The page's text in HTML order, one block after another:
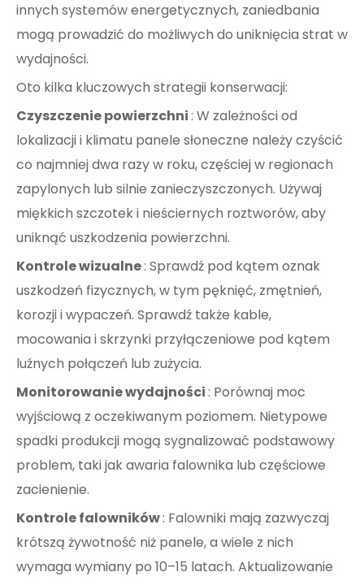
innych systemów energetycznych, zaniedbania
mogą prowadzić do możliwych do uniknięcia strat w
wydajności.
Oto kilka kluczowych strategii konserwacji:
Czyszczenie powierzchni: W zależności od
lokalizacji i klimatu panele słoneczne należy czyścić
co najmniej dwa razy w roku, częściej w regionach
zapylonych lub silnie zanieczyszczonych. Używaj
miękkich szczotek i nieściernych roztworów, aby
uniknąć uszkodzenia powierzchni.
Kontrole wizualne: Sprawdź pod kątem oznak
uszkodzeń fizycznych, w tym pęknięć, zmętnień,
korozji i wypaczeń. Sprawdź także kable,
mocowania i skrzynki przyłączeniowe pod kątem
luźnych połączeń lub zużycia.
Monitorowanie wydajności: Porównaj moc
wyjściową z oczekiwanym poziomem. Nietypowe
spadki produkcji mogą sygnalizować podstawowy
problem, taki jak awaria falownika lub częściowe
zacienienie.
Kontrole falowników: Falowniki mają zazwyczaj
krótszą żywotność niż panele, a wiele z nich
wymaga wymiany po 10–15 latach. Aktualizowanie